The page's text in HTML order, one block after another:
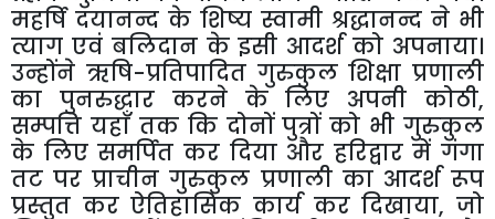
महर्षि दयानन्द के शिष्य स्वामी श्रद्धानन्द ने भी
त्याग एवं बलिदान के इसी आदर्श को अपनाया।
उन्होंने ऋषि-प्रतिपादित गुरुकुल शिक्षा प्रणाली
का पुनरुद्धार करने के लिए अपनी कोठी,
सम्पत्ति यहाँ तक कि दोनों पुत्रों को भी गुरुकुल
के लिए समर्पित कर दिया और हरिद्वार में गंगा
तट पर प्राचीन गुरुकुल प्रणाली का आदर्श रूप
प्रस्तुत कर ऐतिहासिक कार्य कर दिखाया,जो